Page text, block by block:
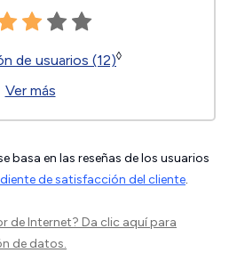
de usuarios (12)◊
Ver más
basa en las reseñas de los usuarios
de satisfacción del cliente.
de Internet? Da clic aquípara
de datos.